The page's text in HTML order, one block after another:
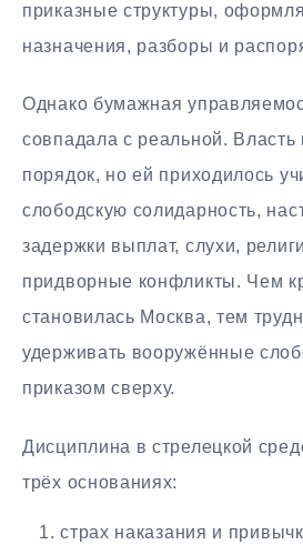
приказные структуры,
назначения, разборы и
Однако бумажная
совпадала с реальной. Власть
порядок, но ей приходилось
слободскую солидарность,
задержки выплат, слухи,
придворные конфликты. Чем
становилась Москва, тем
удерживать вооружённые
приказом сверху.
Дисциплина в стрелецкой
трёх основаниях:
страх наказания и